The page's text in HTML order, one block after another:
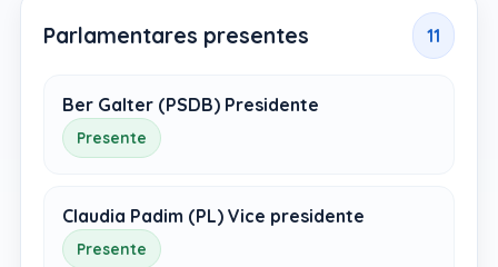
Parlamentares presentes 11
Ber Galter (PSDB) Presidente
Presente
Claudia Padim (PL) Vice presidente
Presente